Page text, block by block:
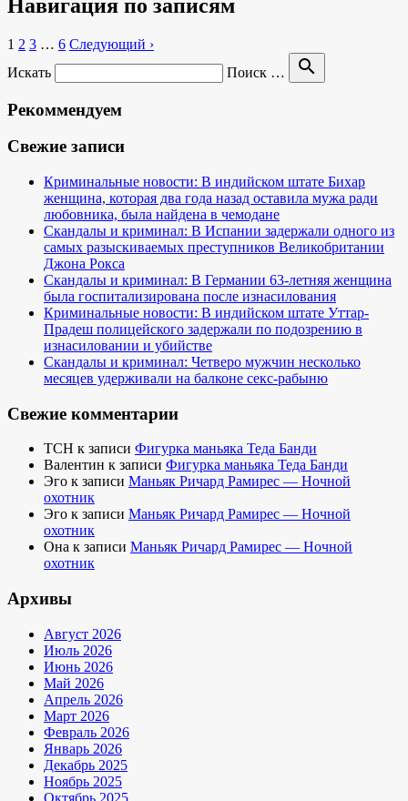
Навигация по записям
1 2 3 … 6 Следующий ›
Искать
Поиск … search
Рекоммендуем
Свежие записи
Криминальные новости: В индийском штате Бихар
женщина, которая два года назад оставила мужа ради
любовника, была найдена в чемодане
Скандалы и криминал: В Испании задержали одного из
самых разыскиваемых преступников Великобритании
Джона Рокса
Скандалы и криминал: В Германии 63-летняя женщина
была госпитализирована после изнасилования
Криминальные новости: В индийском штате Уттар-
Прадеш полицейского задержали по подозрению в
изнасиловании и убийстве
Скандалы и криминал: Четверо мужчин несколько
месяцев удерживали на балконе секс-рабыню
Свежие комментарии
TCH к записи Фигурка маньяка Теда Банди
Валентин к записи Фигурка маньяка Теда Банди
Эго к записи Маньяк Ричард Рамирес — Ночной
охотник
Эго к записи Маньяк Ричард Рамирес — Ночной
охотник
Она к записи Маньяк Ричард Рамирес — Ночной
охотник
Архивы
Август 2026
Июль 2026
Июнь 2026
Май 2026
Апрель 2026
Март 2026
Февраль 2026
Январь 2026
Декабрь 2025
Ноябрь 2025
Октябрь 2025